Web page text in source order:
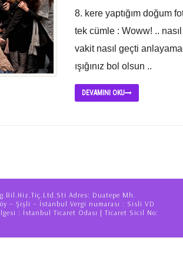
8. kere yaptığım doğum
tek cümle : Woww! ..
vakit nasıl geçti
ışığınız bol olsun ..
DEVAMINI OKU
Adres: Duatepe Mh.
– Şişli – İstanbul Vergi numarası : Sisli VD
: İstanbul Ticaret Odası | Ticaret Sicil No: